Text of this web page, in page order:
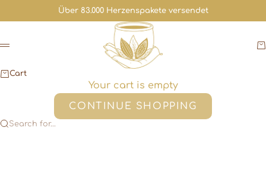
Skip to contentÜber 83.000 Herzenspakete versendet
Cacaoloves.me
Menu
Cart
Your cart is empty
CONTINUE SHOPPING
Search for...